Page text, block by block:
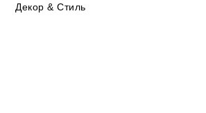
Декор & Стиль